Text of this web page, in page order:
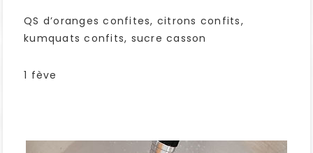
QS d’oranges confites, citrons confits,
kumquats confits, sucre casson
1 fève